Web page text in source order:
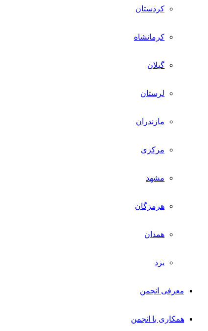
کردستان
کرمانشاه
گیلان
لرستان
مازندران
مرکزی
مشهد
هرمزگان
همدان
یزد
معرفی انجمن
همکاری با انجمن